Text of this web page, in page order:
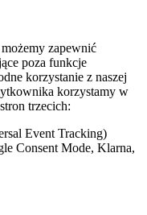
zapewnić
poza funkcje
korzystanie z naszej
korzystamy w
trzecich:
Event Tracking)
Consent Mode, Klarna,